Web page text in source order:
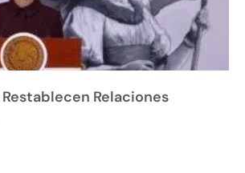
Relaciones